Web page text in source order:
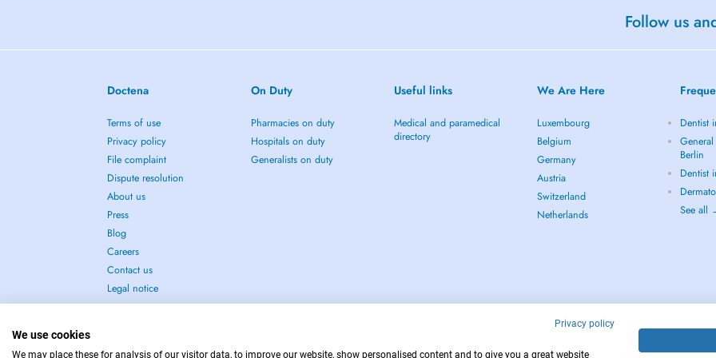
Follow us
Doctena
Terms of use
Privacy policy
File complaint
Dispute resolution
About us
Press
Blog
Careers
Contact us
Legal notice
On Duty
Pharmacies on duty
Hospitals on duty
Generalists on duty
Useful links
Medical and paramedical
directory
We Are Here
Luxembourg
Belgium
Germany
Austria
Switzerland
Netherlands
Dentist
Berlin
Dentist
See all
Privacy policy
We use cookies
We may place these for analysis of our visitor data, to improve our website, show personalised content and to give you a great website